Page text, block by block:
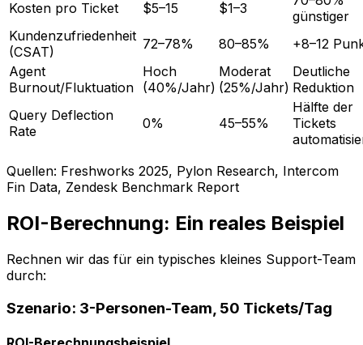
Kosten pro Ticket $5–15 $1–3
günstiger
Kundenzufriedenheit
(CSAT)
72–78% 80–85%
+8–12
Agent
Burnout/Fluktuation
Hoch
(40%/Jahr)
Moderat
(25%/Jahr)
Deutliche
Reduktion
Query Deflection
Rate
0% 45–55%
Hälfte der
Tickets
Quellen: Freshworks 2025, Pylon Research, Intercom
Fin Data, Zendesk Benchmark Report
ROI-Berechnung: Ein reales Beispiel
Rechnen wir das für ein typisches kleines Support-Team
durch:
Szenario: 3-Personen-Team, 50 Tickets/Tag